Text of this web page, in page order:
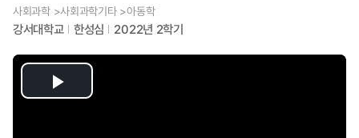
사회과학 >사회과학기타 >아동학
강서대학교 한성심 2022년 2학기
Play